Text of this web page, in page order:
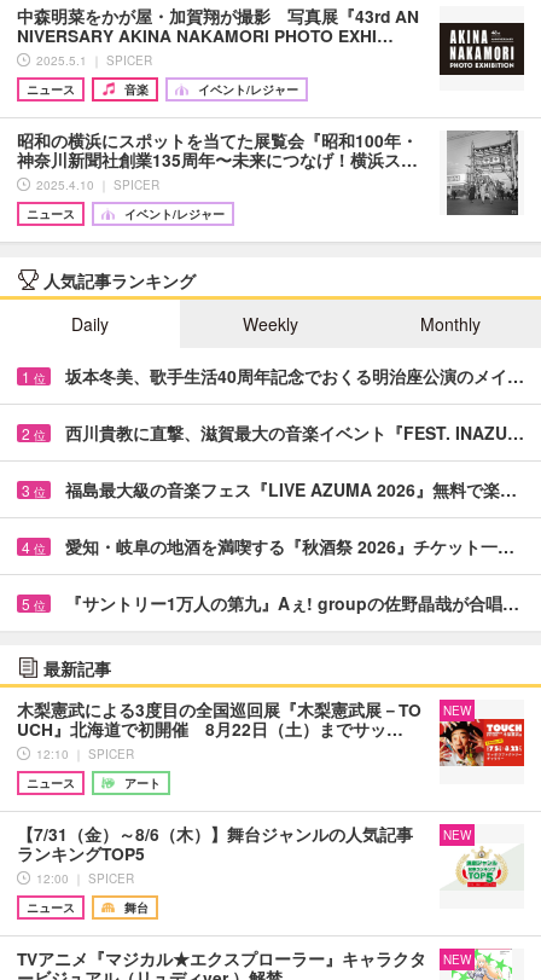
中森明菜をかが屋・加賀翔が撮影 写真展『43rd AN
NIVERSARY AKINA NAKAMORI PHOTO EXHI…
2025.5.1 ｜ SPICER
ニュース
音楽 イベント/レジャー
昭和の横浜にスポットを当てた展覧会『昭和100年・
神奈川新聞社創業135周年〜未来につなげ！横浜ス…
2025.4.10 ｜ SPICER
ニュース
イベント/レジャー
人気記事ランキング
Daily
Weekly Monthly
1 位 坂本冬美、歌手生活40周年記念でおくる明治座公演のメイ…
2 位 西川貴教に直撃、滋賀最大の音楽イベント『FEST. INAZU…
3 位 福島最大級の音楽フェス『LIVE AZUMA 2026』無料で楽…
4 位 愛知・岐阜の地酒を満喫する『秋酒祭 2026』チケット一…
5 位 『サントリー1万人の第九』Aぇ! groupの佐野晶哉が合唱…
最新記事
木梨憲武による3度目の全国巡回展『木梨憲武展－TO
UCH』北海道で初開催 8月22日（土）までサッ…
12:10 ｜ SPICER
ニュース
アート
NEW
【7/31（金）～8/6（木）】舞台ジャンルの人気記事
ランキングTOP5
12:00 ｜ SPICER
ニュース
舞台
NEW
TVアニメ『マジカル★エクスプローラー』キャラクタ
NEW